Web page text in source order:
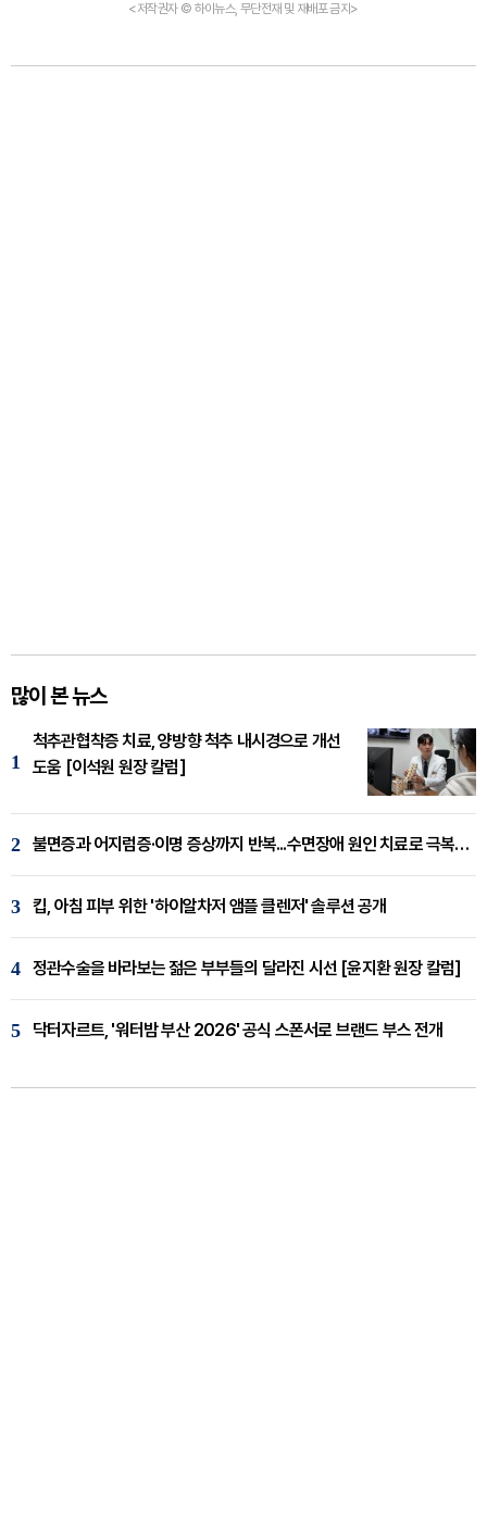
<저작권자 © 하이뉴스, 무단전재 및 재배포 금지>
많이 본 뉴스
1
척추관협착증 치료, 양방향 척추 내시경으로 개선
도움 [이석원 원장 칼럼]
2 불면증과 어지럼증·이명 증상까지 반복...수면장애 원인 치료로 극복해야
3 킵, 아침 피부 위한 '하이알차저 앰플 클렌저' 솔루션 공개
4 정관수술을 바라보는 젊은 부부들의 달라진 시선 [윤지환 원장 칼럼]
5 닥터자르트, '워터밤 부산 2026' 공식 스폰서로 브랜드 부스 전개